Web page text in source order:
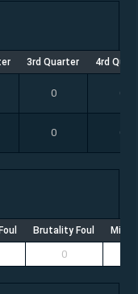
3rd Quarter 4rd
0 0
0 0
Brutality Foul
0